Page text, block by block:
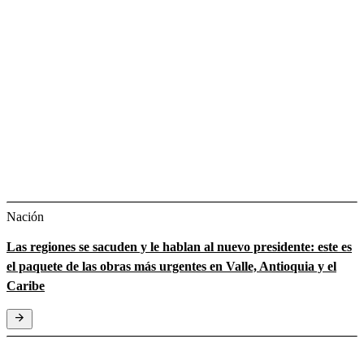
Nación
Las regiones se sacuden y le hablan al nuevo presidente: este es
el paquete de las obras más urgentes en Valle, Antioquia y el
Caribe